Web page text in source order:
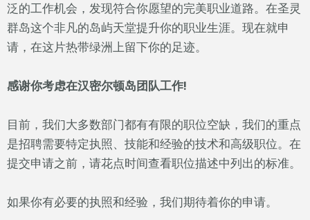
泛的工作机会，发现符合你愿望的完美职业道路。在圣灵
群岛这个非凡的岛屿天堂提升你的职业生涯。现在就申
请，在这片热带绿洲上留下你的足迹。
感谢你考虑在汉密尔顿岛团队工作!
目前，我们大多数部门都有有限的职位空缺，我们的重点
是招聘需要特定执照、技能和经验的技术和高级职位。在
提交申请之前，请花点时间查看职位描述中列出的标准。
如果你有必要的执照和经验，我们期待着你的申请。